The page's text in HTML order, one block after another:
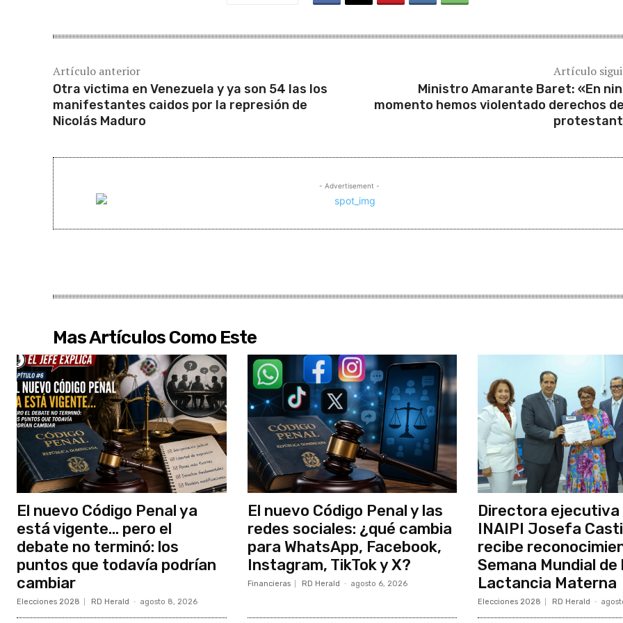
Artículo anterior
Otra victima en Venezuela y ya son 54 las los
manifestantes caidos por la represión de
Nicolás Maduro
Artículo
Ministro Amarante Baret: «En
momento hemos violentado derechos
- Advertisement -
Mas Artículos Como Este
El nuevo Código Penal ya
está vigente… pero el
debate no terminó: los
puntos que todavía podrían
cambiar
Elecciones 2028 RD Herald - agosto 8, 2026
El nuevo Código Penal y las
redes sociales: ¿qué cambia
para WhatsApp, Facebook,
Instagram, TikTok y X?
Financieras RD Herald - agosto 6, 2026
Directora ejecutiva
INAIPI Josefa
recibe
Semana Mundial de
Lactancia Materna
Elecciones 2028 RD Herald -